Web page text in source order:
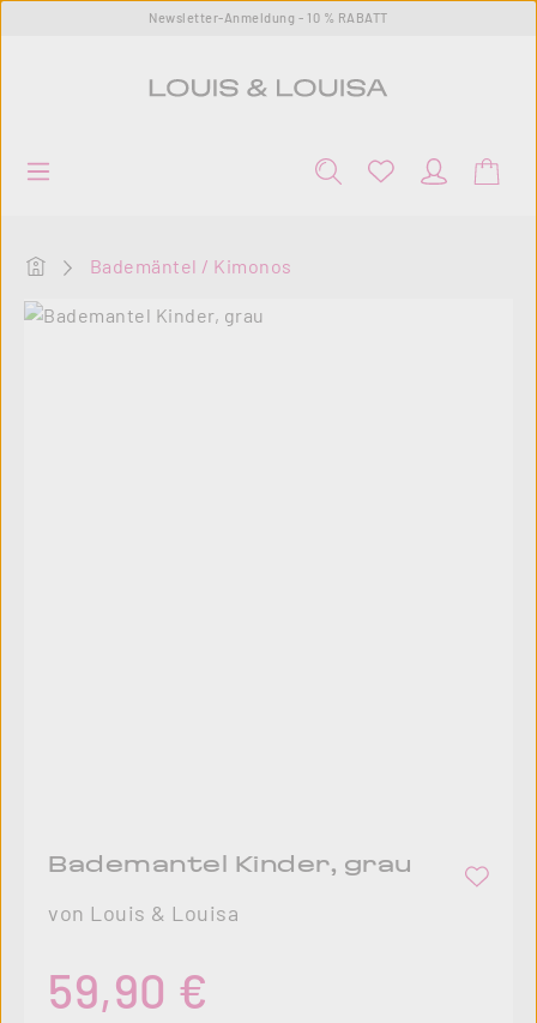
Zum Hauptinhalt springenNewsletter-Anmeldung - 10 % RABATT
Startseite
Bademäntel / Kimonos
Bildergalerie überspringen
Bademantel Kinder, grau
von Louis & Louisa
59,90 €